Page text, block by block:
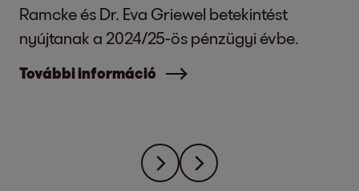
Ramcke és Dr. Eva Griewel betekintést
nyújtanak a 2024/25-ös pénzügyi évbe.
További információ